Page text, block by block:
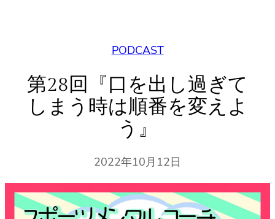
PODCAST
第28回『口を出し過ぎて
しまう時は順番を変えよ
う』
2022年10月12日